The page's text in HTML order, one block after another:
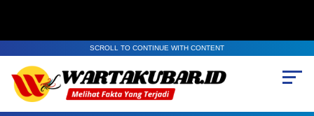
SCROLL TO CONTINUE WITH CONTENT